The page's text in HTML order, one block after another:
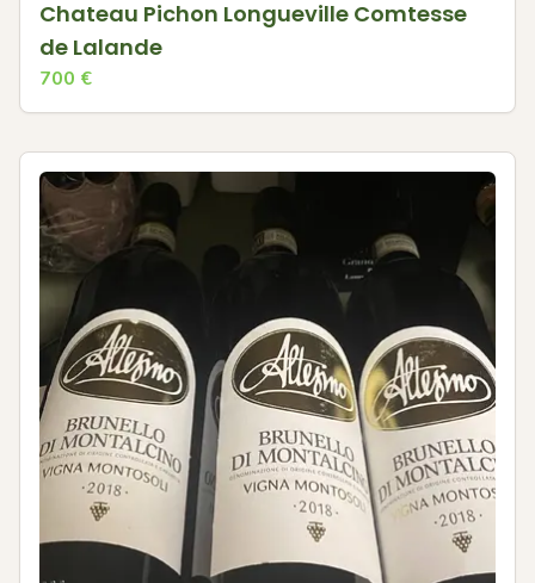
Chateau Pichon Longueville Comtesse
de Lalande
700 €